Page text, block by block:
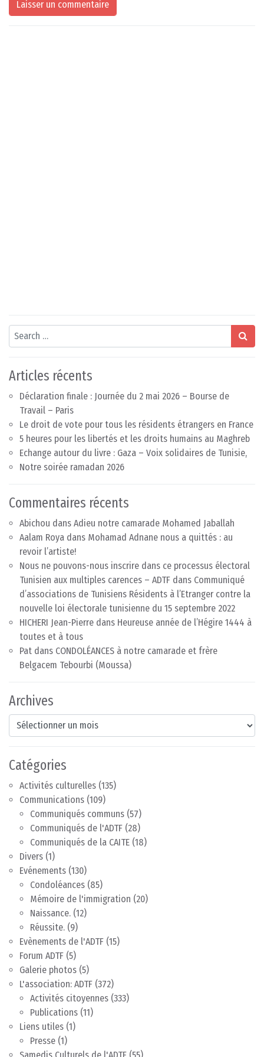
Search
Articles récents
Déclaration finale : Journée du 2 mai 2026 – Bourse de
Travail – Paris
Le droit de vote pour tous les résidents étrangers en France
5 heures pour les libertés et les droits humains au Maghreb
Echange autour du livre : Gaza – Voix solidaires de Tunisie,
Notre soirée ramadan 2026
Commentaires récents
Abichou dans Adieu notre camarade Mohamed Jaballah
Aalam Roya dans Mohamad Adnane nous a quittés : au
revoir l’artiste!
Nous ne pouvons-nous inscrire dans ce processus électoral
Tunisien aux multiples carences – ADTF dans Communiqué
d’associations de Tunisiens Résidents à l’Etranger contre la
nouvelle loi électorale tunisienne du 15 septembre 2022
HICHERI Jean-Pierre dans Heureuse année de l’Hégire 1444 à
toutes et à tous
Pat dans CONDOLÉANCES à notre camarade et frère
Belgacem Tebourbi (Moussa)
Archives
Archives
Catégories
Activités culturelles (135)
Communications (109)
Communiqués communs (57)
Communiqués de l'ADTF (28)
Communiqués de la CAITE (18)
Divers (1)
Evénements (130)
Condoléances (85)
Mémoire de l'immigration (20)
Naissance. (12)
Réussite. (9)
Evènements de l'ADTF (15)
Forum ADTF (5)
Galerie photos (5)
L'association: ADTF (372)
Activités citoyennes (333)
Publications (11)
Liens utiles (1)
Presse (1)